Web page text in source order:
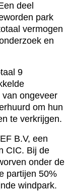
deel
park
vermogen
en
9
ongeveer
om hun
te verkrijgen.
B.V, een
CIC. Bij de
onder de
partijen 50%
windpark.